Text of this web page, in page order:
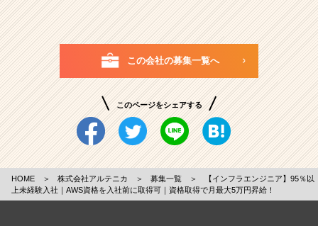
この会社の募集一覧へ
このページをシェアする
HOME ＞ 株式会社アルテニカ ＞ 募集一覧 ＞
【インフラエンジニア】95％以
上未経験入社｜AWS資格を入社前に取得可｜資格取得で月最大5万円昇給！